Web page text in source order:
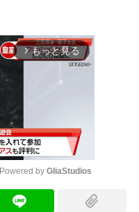
arrow_forward_ios もっと見る
Powered by GliaStudios